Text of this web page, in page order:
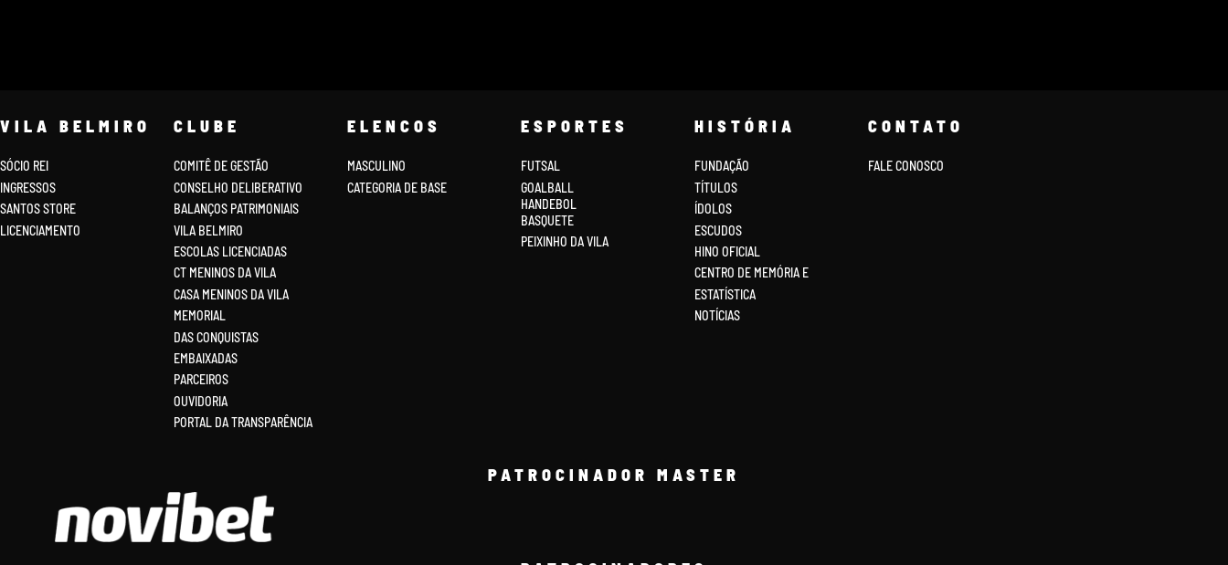
VILA BELMIRO
SÓCIO REI
INGRESSOS
SANTOS STORE
LICENCIAMENTO
CLUBE
COMITÊ DE GESTÃO
CONSELHO DELIBERATIVO
BALANÇOS PATRIMONIAIS
VILA BELMIRO
ESCOLAS LICENCIADAS
CT MENINOS DA VILA
CASA MENINOS DA VILA
MEMORIAL
DAS CONQUISTAS
EMBAIXADAS
PARCEIROS
OUVIDORIA
PORTAL DA TRANSPARÊNCIA
ELENCOS
MASCULINO
CATEGORIA DE BASE
ESPORTES
FUTSAL
GOALBALL
HANDEBOL
BASQUETE
PEIXINHO DA VILA
HISTÓRIA
FUNDAÇÃO
TÍTULOS
ÍDOLOS
ESCUDOS
HINO OFICIAL
CENTRO DE MEMÓRIA E
ESTATÍSTICA
NOTÍCIAS
CONTATO
FALE CONOSCO
PATROCINADOR MASTER